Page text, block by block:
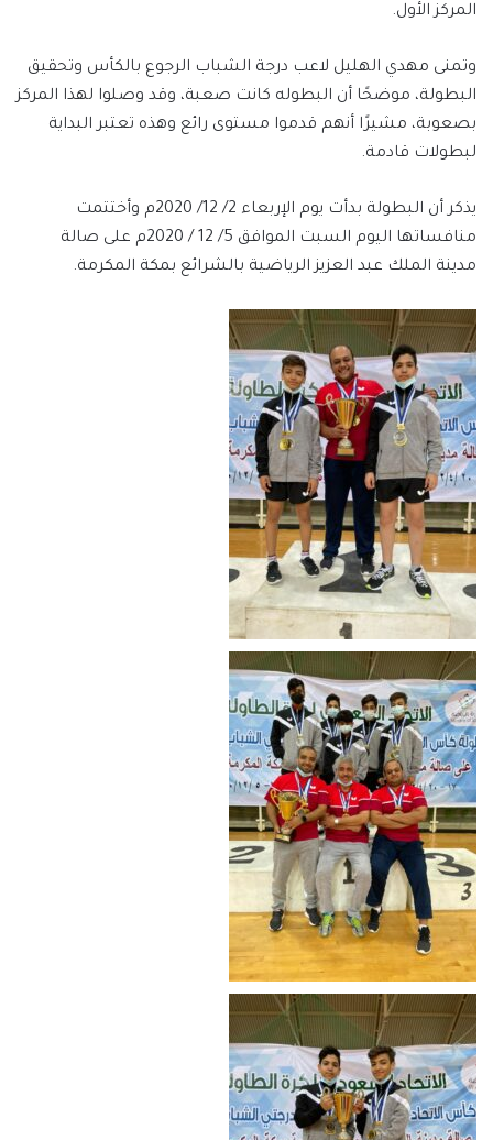
المركز الأول.
وتمنى مهدي الهليل لاعب درجة الشباب الرجوع بالكأس وتحقيق
البطولة، موضحًا أن البطوله كانت صعبة، وقد وصلوا لهذا المركز
بصعوبة، مشيرًا أنهم قدموا مستوى رائع وهذه تعتبر البداية
لبطولات قادمة.
يذكر أن البطولة بدأت يوم الإربعاء 2/ 12/ 2020م وأختتمت
منافساتها اليوم السبت الموافق 5/ 12 / 2020م على صالة
مدينة الملك عبد العزيز الرياضية بالشرائع بمكة المكرمة.